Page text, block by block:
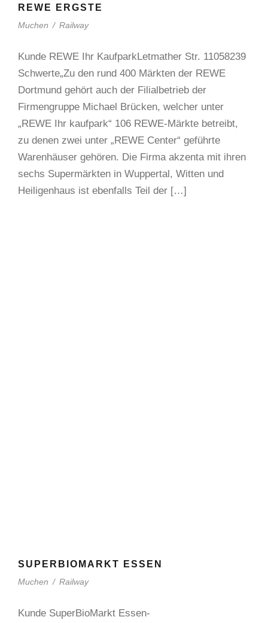
REWE ERGSTE
Muchen / Railway
Kunde REWE Ihr KaufparkLetmather Str. 11058239
Schwerte„Zu den rund 400 Märkten der REWE
Dortmund gehört auch der Filialbetrieb der
Firmengruppe Michael Brücken, welcher unter
„REWE Ihr kaufpark“ 106 REWE-Märkte betreibt,
zu denen zwei unter „REWE Center“ geführte
Warenhäuser gehören. Die Firma akzenta mit ihren
sechs Supermärkten in Wuppertal, Witten und
Heiligenhaus ist ebenfalls Teil der […]
SUPERBIOMARKT ESSEN
Muchen / Railway
Kunde SuperBioMarkt Essen-